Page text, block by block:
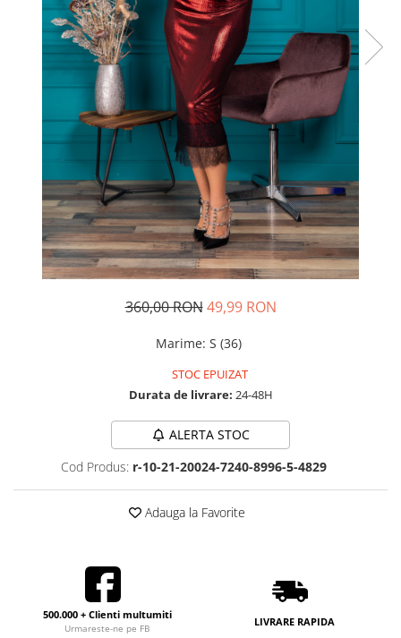
Rochii din dantela
Rochii din tafta
Rochii cu paiete
Rochii din catifea
Rochii din Barbie/Bistrech
Rochii din saten
Rochii cu imprimeu
360,00 RON 49,99 RON
Marime: S (36)
STOC EPUIZAT
Durata de livrare: 24-48H
ALERTA STOC
Cod Produs: r-10-21-20024-7240-8996-5-4829
Adauga la Favorite
500.000 + Clienti multumiti
Urmareste-ne pe FB
LIVRARE RAPIDA